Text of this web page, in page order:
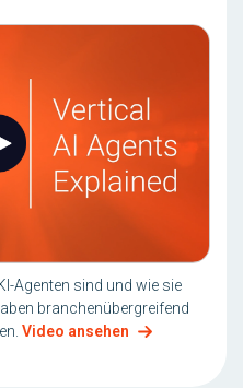
Agenten sind und wie sie
branchenübergreifend
Video ansehen